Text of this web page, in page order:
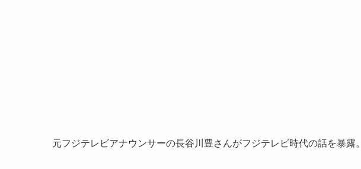
元フジテレビアナウンサーの長谷川豊さんがフジテレビ時代の話を暴露。